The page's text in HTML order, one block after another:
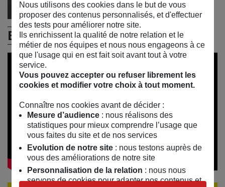
En vidéos
Nous utilisons des cookies dans le but de vous
proposer des contenus personnalisés, et d'effectuer
des tests pour améliorer notre site.
Ils enrichissent la qualité de notre relation et le
métier de nos équipes et nous nous engageons à ce
que l'usage qui en est fait soit avant tout à votre
service.
Vous pouvez accepter ou refuser librement les
cookies et modifier votre choix à tout moment.
Connaître nos cookies avant de décider :
Mesure d’audience: nous réalisons des
statistiques pour mieux comprendre l’usage que
vous faites du site et de nos services
Evolution de notre site: nous testons auprès de
vous des améliorations de notre site
Personnalisation de la relation : nous nous
servons de cookies pour adapter nos contenus et